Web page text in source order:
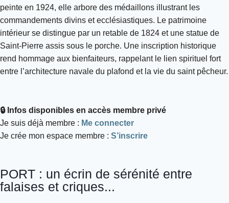
peinte en 1924, elle arbore des médaillons illustrant les
commandements divins et ecclésiastiques. Le patrimoine
intérieur se distingue par un retable de 1824 et une statue de
Saint-Pierre assis sous le porche. Une inscription historique
rend hommage aux bienfaiteurs, rappelant le lien spirituel fort
entre l’architecture navale du plafond et la vie du saint pêcheur.
🔒 Infos disponibles en accès membre privé
Je suis déjà membre : Me connecter
Je crée mon espace membre : S’inscrire
PORT : un écrin de sérénité entre
falaises et criques...